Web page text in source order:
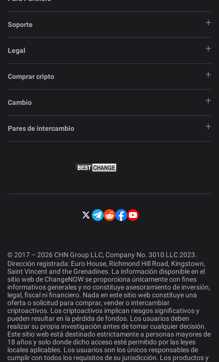
Soporte
Legal
Comprar cripto
Cambio
Pares de intercambio
© 2017 – 2026 CHN Group LLC, Company No. 3010 LLC 2023.
Dirección registrada: Euro House, Richmond Hill Road, Kingstown,
Saint Vincent and the Grenadines. La información disponible en el
sitio web de ChangeNOW se proporciona únicamente con fines
informativos generales y no constituye asesoramiento de inversión,
legal, fiscal ni financiero. Nada en este sitio web constituye una
oferta o solicitud para comprar, vender o intercambiar
criptoactivos. Los criptoactivos implican riesgos significativos y
pueden resultar en la pérdida de fondos. Los usuarios deben
realizar su propia investigación antes de tomar cualquier decisión.
Este sitio web está destinado estrictamente a personas mayores de
18 años y solo donde dicho acceso esté permitido por las leyes
locales aplicables. Los usuarios son los únicos responsables de
cumplir con todos los requisitos de su jurisdicción. Los productos y